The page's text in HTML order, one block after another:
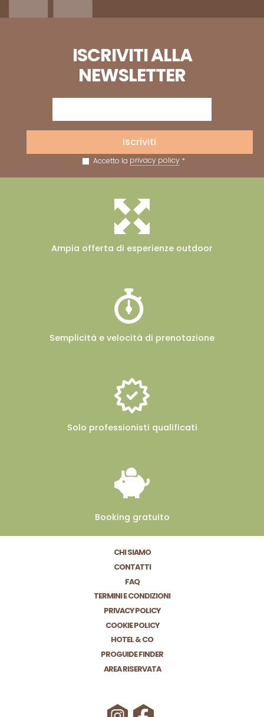
ISCRIVITI ALLA
NEWSLETTER
Accetto la privacy policy*
Iscriviti
Ampia offerta di esperienze outdoor
Semplicità e velocità di prenotazione
Solo professionisti qualificati
Booking gratuito
CHI SIAMO
CONTATTI
FAQ
TERMINI E CONDIZIONI
PRIVACY POLICY
COOKIE POLICY
HOTEL & CO
PROGUIDE FINDER
AREA RISERVATA